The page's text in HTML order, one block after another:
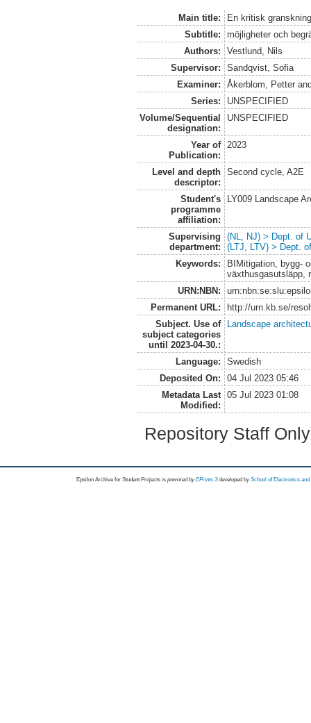
Main title:
En kritisk
Subtitle:
möjligheter och
Authors:
Vestlund, Nils
Supervisor:
Sandqvist, Sofia
Examiner:
Åkerblom, Petter
Series:
UNSPECIFIED
Volume/Sequential
designation:
UNSPECIFIED
Year of
Publication:
2023
Level and depth
descriptor:
Second cycle, A2E
Student's
programme
affiliation:
LY009 Landscape
Supervising
department:
(NL, NJ) > Dept. of
(LTJ, LTV) > Dept.
Keywords:
BIMitigation, bygg-
växthusgasutsläpp,
URN:NBN:
Permanent URL:
http://urn.kb.se/
Subject. Use of
subject categories
until 2023-04-30.:
Landscape
Language:
Swedish
Deposited On:
04 Jul 2023 05:46
Metadata Last
Modified:
05 Jul 2023 01:08
Repository Staff
Epsilon Archive for Student Projects is powored byEPrints 3 developed by School of Electronics